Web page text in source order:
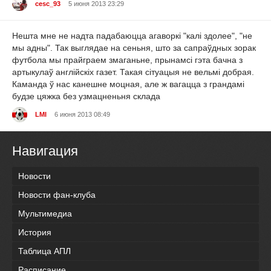
cesc_93 5 июня 2013 23:29
Нешта мне не надта падабаюцца агаворкі "калі здолее", "не
мы адны". Так выглядае на сеньня, што за сапраўдных зорак
футбола мы прайграем змаганьне, прынамсі гэта бачна з
артыкулаў англійскіх газет. Такая сітуацыя не вельмі добрая.
Каманда ў нас канешне моцная, але ж вагацца з грандамі
будзе цяжка без узмацненьня склада
LMI 6 июня 2013 08:49
Навигация
Новости
Новости фан-клуба
Мультимедиа
История
Таблица АПЛ